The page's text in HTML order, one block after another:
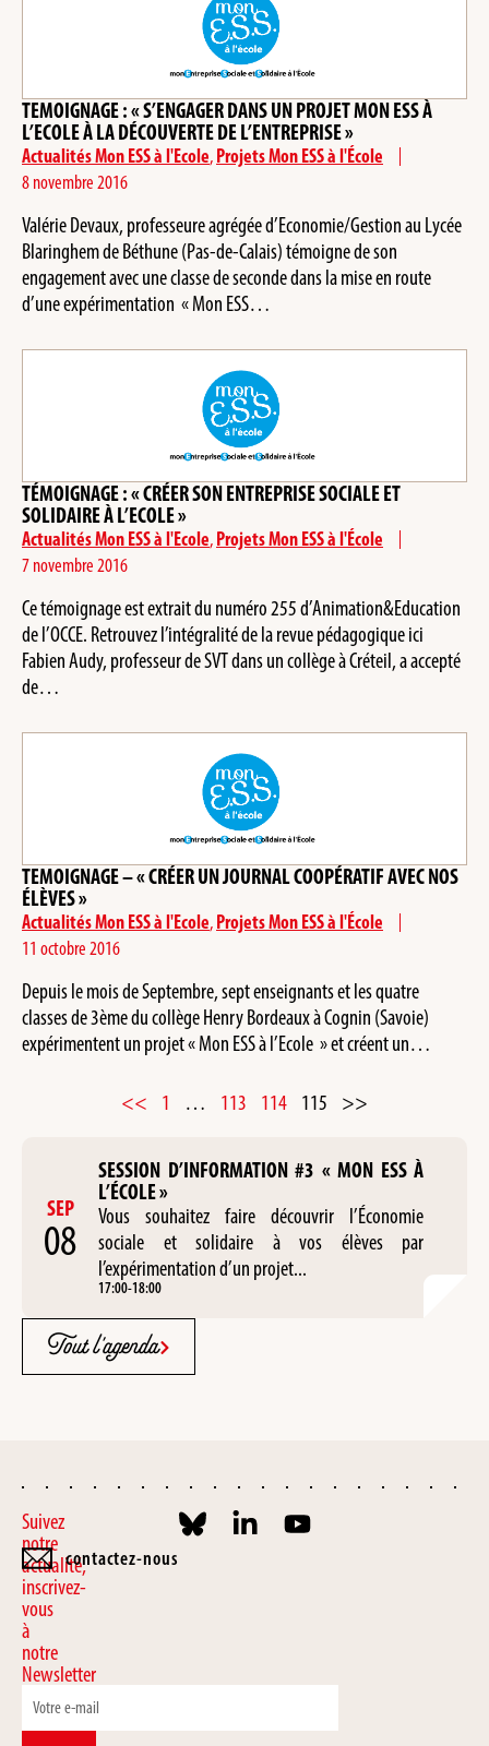
TEMOIGNAGE : « S’ENGAGER DANS UN PROJET MON ESS À
L’ECOLE À LA DÉCOUVERTE DE L’ENTREPRISE »
Actualités Mon ESS à l'Ecole,Projets Mon ESS à l'École
8 novembre 2016
Valérie Devaux, professeure agrégée d’Economie/Gestion au Lycée
Blaringhem de Béthune (Pas-de-Calais) témoigne de son
engagement avec une classe de seconde dans la mise en route
d’une expérimentation « Mon ESS…
TÉMOIGNAGE : « CRÉER SON ENTREPRISE SOCIALE ET
SOLIDAIRE À L’ECOLE »
Actualités Mon ESS à l'Ecole,Projets Mon ESS à l'École
7 novembre 2016
Ce témoignage est extrait du numéro 255 d’Animation&Education
de l’OCCE. Retrouvez l’intégralité de la revue pédagogique ici
Fabien Audy, professeur de SVT dans un collège à Créteil, a accepté
de…
TEMOIGNAGE – « CRÉER UN JOURNAL COOPÉRATIF AVEC NOS
ÉLÈVES »
Actualités Mon ESS à l'Ecole,Projets Mon ESS à l'École
11 octobre 2016
Depuis le mois de Septembre, sept enseignants et les quatre
classes de 3ème du collège Henry Bordeaux à Cognin (Savoie)
expérimentent un projet « Mon ESS à l’Ecole » et créent un…
<< 1 … 113 114 115 >>
SEP
08
SESSION D’INFORMATION #3 « MON ESS À
L’ÉCOLE »
Vous souhaitez faire découvrir l’Économie
sociale et solidaire à vos élèves par
l’expérimentation d’un projet...
17:00-18:00
Tout l'agenda
Suivez
notre
actualité,
inscrivez-
vous
à
notre
Newsletter
contactez-nous